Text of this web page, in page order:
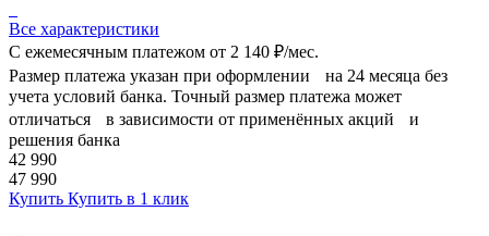
Все характеристики
С ежемесячным платежом от 2 140 ₽/мес.
Размер платежа указан при оформлении на 24 месяца без
учета условий банка. Точный размер платежа может
отличаться в зависимости от применённых акций и
решения банка
42 990
47 990
Купить Купить в 1 клик